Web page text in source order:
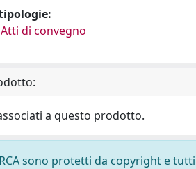
di convegno
a questo prodotto.
sono protetti da copyright e